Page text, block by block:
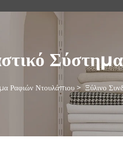
Ραφιών Ντουλάπιου >Ξύλινο